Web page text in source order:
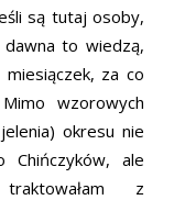
są tutaj osoby,
to wiedzą,
za co
wzorowych
okresu nie
Chińczyków, ale
z